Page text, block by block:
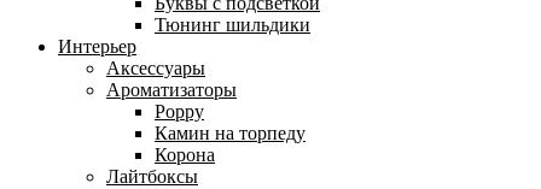
Тюнинг шильдики
Интерьер
Аксессуары
Ароматизаторы
Poppy
Камин на торпеду
Корона
Лайтбоксы